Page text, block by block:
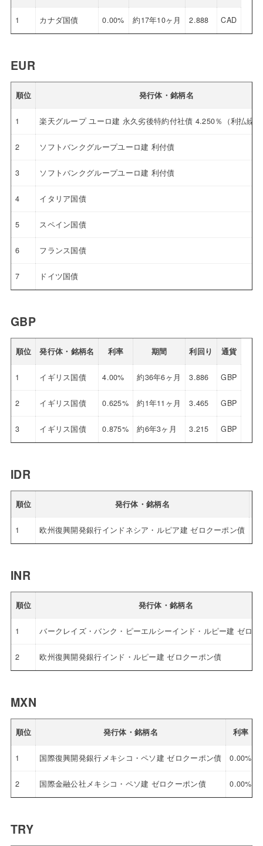
1 カナダ国債 0.00% 約17年10ヶ月 2.888 CAD
EUR
順位 発行体・銘柄名
1 楽天グループ ユーロ建 永久劣後特約付社債 4.250％（利払繰
2 ソフトバンクグループユーロ建 利付債
3 ソフトバンクグループユーロ建 利付債
4 イタリア国債
5 スペイン国債
6 フランス国債
7 ドイツ国債
GBP
順位 発行体・銘柄名 利率 期間 利回り 通貨
1 イギリス国債 4.00% 約36年6ヶ月 3.886 GBP
2 イギリス国債 0.625% 約1年11ヶ月 3.465 GBP
3 イギリス国債 0.875% 約6年3ヶ月 3.215 GBP
IDR
順位 発行体・銘柄名
1 欧州復興開発銀行インドネシア・ルピア建 ゼロクーポン債
INR
順位 発行体・銘柄名
1 バークレイズ・バンク・ピーエルシーインド・ルピー建 ゼロク
2 欧州復興開発銀行インド・ルピー建 ゼロクーポン債
MXN
順位 発行体・銘柄名 利率
1 国際復興開発銀行メキシコ・ペソ建 ゼロクーポン債 0.00%
2 国際金融公社メキシコ・ペソ建 ゼロクーポン債 0.00%
TRY